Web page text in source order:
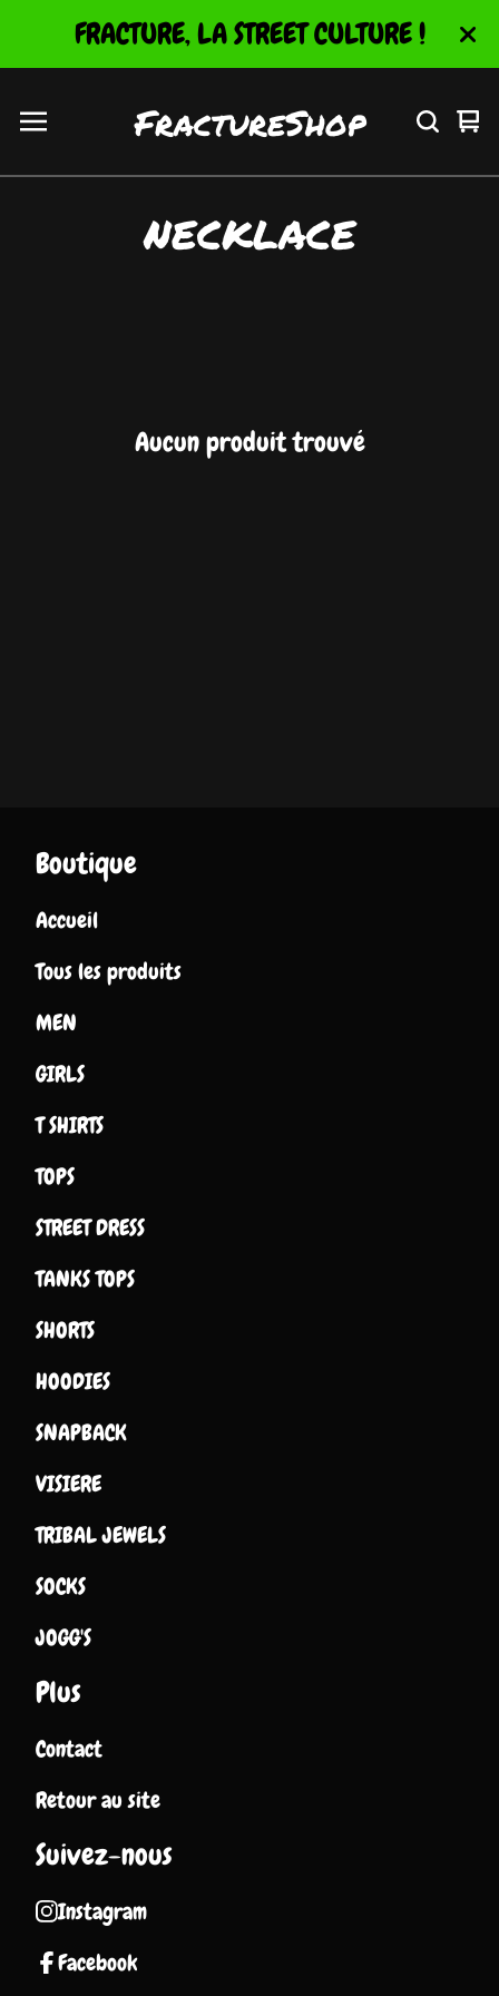
FRACTURE, LA STREET CULTURE !
FractureShop
le
0
NECKLACE
Aucun produit trouvé
Boutique
Accueil
Tous les produits
MEN
GIRLS
T SHIRTS
TOPS
STREET DRESS
TANKS TOPS
SHORTS
HOODIES
SNAPBACK
VISIERE
TRIBAL JEWELS
SOCKS
JOGG'S
Plus
Contact
Retour au site
Suivez-nous
Instagram
Facebook